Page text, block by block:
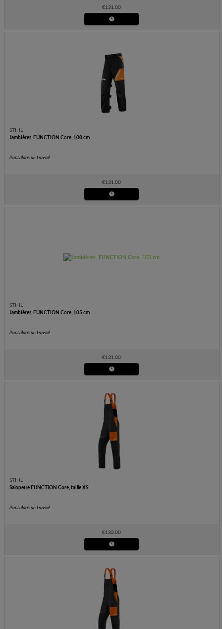
€131.00
STIHL
Jambières, FUNCTION Core, 100 cm
Pantalons de travail
€131.00
STIHL
Jambières, FUNCTION Core, 105 cm
Pantalons de travail
€131.00
STIHL
Salopette FUNCTION Core, taille XS
Pantalons de travail
€132.00